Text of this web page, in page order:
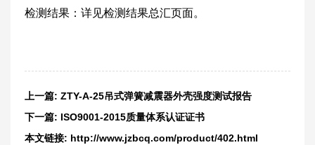
检测结果：详见检测结果总汇页面。
上一篇: ZTY-A-25吊式弹簧减震器外壳强度测试报告
下一篇: ISO9001-2015质量体系认证证书
本文链接: http://www.jzbcq.com/product/402.html